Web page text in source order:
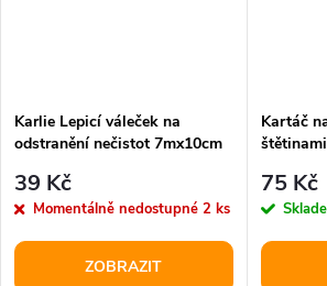
Karlie Lepicí váleček na
odstranění nečistot 7mx10cm
39 Kč
Momentálně nedostupné 2 ks
ZOBRAZIT
Kartáč
75 Kč